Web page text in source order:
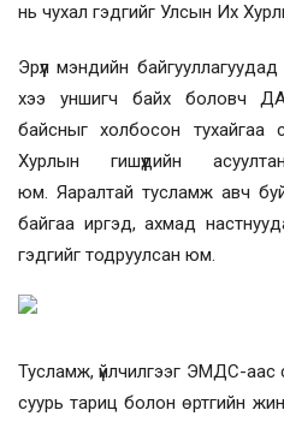
нь чухал гэдгийг Улсын Их
Эрүүл мэндийн байгууллагуудад
хээ уншигч байх боловч
байсныг холбосон тухайгаа
Хурлын гишүүдийн
юм. Яаралтай тусламж авч
байгаа иргэд, ахмад
гэдгийг тодруулсан юм.
Тусламж, үйлчилгээг ЭМДС-аас
суурь тариц болон өртгийн